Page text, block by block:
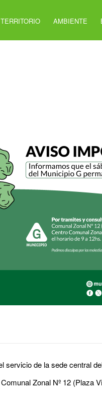
TERRITORIO AMBIENTE
servicio de la sede central
Zonal Nº 12 (Plaza